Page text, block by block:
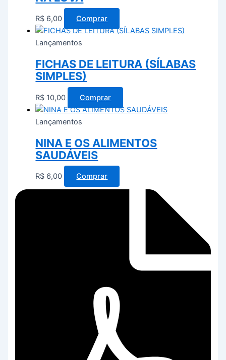
R$ 6,00 Comprar
Lançamentos
FICHAS DE LEITURA (SÍLABAS
SIMPLES)
R$ 10,00 Comprar
Lançamentos
NINA E OS ALIMENTOS
SAUDÁVEIS
R$ 6,00 Comprar